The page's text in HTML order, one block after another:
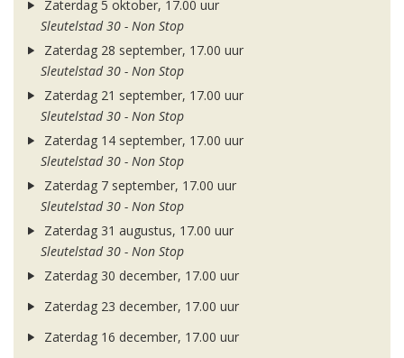
Zaterdag 5 oktober, 17.00 uur
Sleutelstad 30 - Non Stop
Zaterdag 28 september, 17.00 uur
Sleutelstad 30 - Non Stop
Zaterdag 21 september, 17.00 uur
Sleutelstad 30 - Non Stop
Zaterdag 14 september, 17.00 uur
Sleutelstad 30 - Non Stop
Zaterdag 7 september, 17.00 uur
Sleutelstad 30 - Non Stop
Zaterdag 31 augustus, 17.00 uur
Sleutelstad 30 - Non Stop
Zaterdag 30 december, 17.00 uur
Zaterdag 23 december, 17.00 uur
Zaterdag 16 december, 17.00 uur